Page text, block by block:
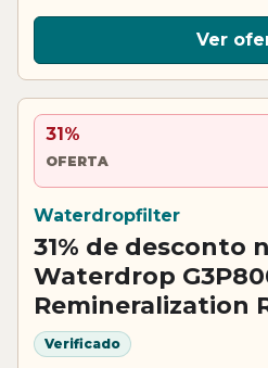
Ver
31%
OFERTA
Waterdropfilter
31% de desconto
Waterdrop
Remineralization
Verificado